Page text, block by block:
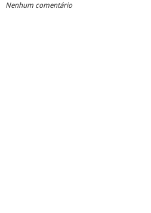
Nenhum comentário